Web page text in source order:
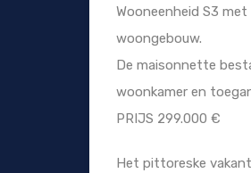
Wooneenheid S3
woongebouw.
De maisonnette
woonkamer en
PRIJS 299.000 €
Het pittoreske